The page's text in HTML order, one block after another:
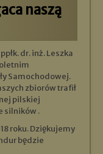
naszą
Samochodowej.
zbiorów trafił
pilskiej
silników .
będzie